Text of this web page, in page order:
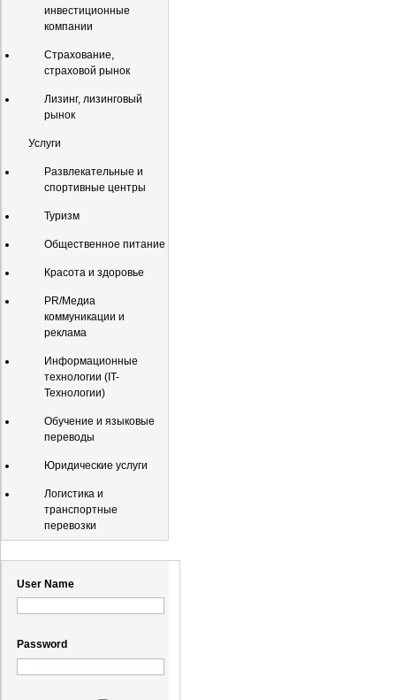
инвестиционные
компании
Страхование,
страховой рынок
Лизинг, лизинговый
рынок
Услуги
Развлекательные и
спортивные центры
Туризм
Общественное питание
Красота и здоровье
PR/Медиа
коммуникации и
реклама
Информационные
технологии (IT-
Технологии)
Обучение и языковые
переводы
Юридические услуги
Логистика и
транспортные
перевозки
User Name
Password